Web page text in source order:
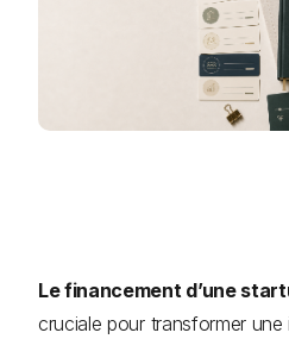
Le financement d’une
cruciale pour transformer